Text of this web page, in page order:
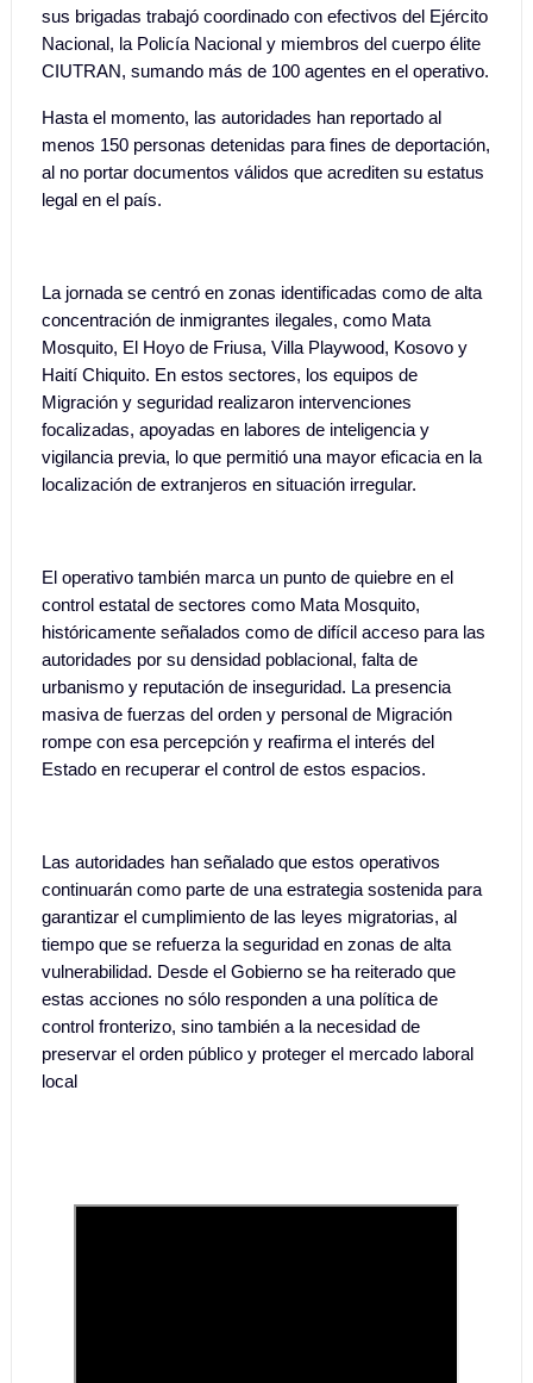
sus brigadas trabajó coordinado con efectivos del Ejército
Nacional, la Policía Nacional y miembros del cuerpo élite
CIUTRAN, sumando más de 100 agentes en el operativo.
Hasta el momento, las autoridades han reportado al
menos 150 personas detenidas para fines de deportación,
al no portar documentos válidos que acrediten su estatus
legal en el país.
La jornada se centró en zonas identificadas como de alta
concentración de inmigrantes ilegales, como Mata
Mosquito, El Hoyo de Friusa, Villa Playwood, Kosovo y
Haití Chiquito. En estos sectores, los equipos de
Migración y seguridad realizaron intervenciones
focalizadas, apoyadas en labores de inteligencia y
vigilancia previa, lo que permitió una mayor eficacia en la
localización de extranjeros en situación irregular.
El operativo también marca un punto de quiebre en el
control estatal de sectores como Mata Mosquito,
históricamente señalados como de difícil acceso para las
autoridades por su densidad poblacional, falta de
urbanismo y reputación de inseguridad. La presencia
masiva de fuerzas del orden y personal de Migración
rompe con esa percepción y reafirma el interés del
Estado en recuperar el control de estos espacios.
Las autoridades han señalado que estos operativos
continuarán como parte de una estrategia sostenida para
garantizar el cumplimiento de las leyes migratorias, al
tiempo que se refuerza la seguridad en zonas de alta
vulnerabilidad. Desde el Gobierno se ha reiterado que
estas acciones no sólo responden a una política de
control fronterizo, sino también a la necesidad de
preservar el orden público y proteger el mercado laboral
local